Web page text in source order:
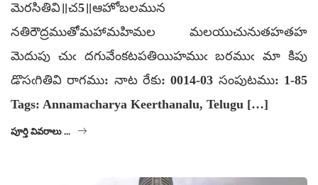
మెరసితివి॥చ5॥ఆహోబలమున
నతిరౌద్రముతోమహామహిమల మలయుచునుతహతహ
మెదుపు చుఁ దగువేంకటపతియిహముఁ బరముఁ మా కిపు
డొసఁగితివి రాగము: నాట రేకు: 0014-03 సంపుటము: 1-85
Tags: Annamacharya Keerthanalu, Telugu […]
పూర్తి వివరాలు ...